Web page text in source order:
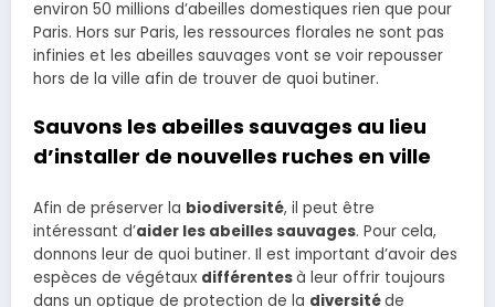
environ 50 millions d’abeilles domestiques rien que pour
Paris. Hors sur Paris, les ressources florales ne sont pas
infinies et les abeilles sauvages vont se voir repousser
hors de la ville afin de trouver de quoi butiner.
Sauvons les abeilles sauvages au lieu
d’installer de nouvelles ruches en ville
Afin de préserver la biodiversité, il peut être
intéressant d’aider les abeilles sauvages. Pour cela,
donnons leur de quoi butiner. Il est important d’avoir des
espèces de végétaux différentesà leur offrir toujours
dans un optique de protection de la diversitéde